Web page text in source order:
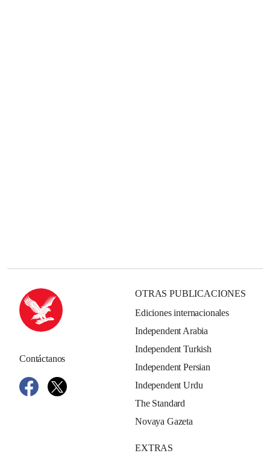
Contáctanos
OTRAS PUBLICACIONES
Ediciones internacionales
Independent Arabia
Independent Turkish
Independent Persian
Independent Urdu
The Standard
Novaya Gazeta
EXTRAS